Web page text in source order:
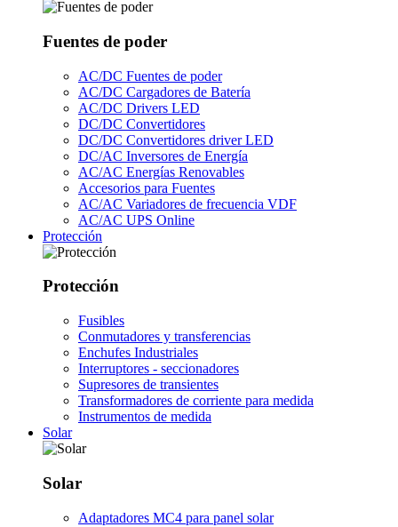
Fuentes de poder
AC/DC Fuentes de poder
AC/DC Cargadores de Batería
AC/DC Drivers LED
DC/DC Convertidores
DC/DC Convertidores driver LED
DC/AC Inversores de Energía
AC/AC Energías Renovables
Accesorios para Fuentes
AC/AC Variadores de frecuencia VDF
AC/AC UPS Online
Protección
Protección
Fusibles
Conmutadores y transferencias
Enchufes Industriales
Interruptores - seccionadores
Supresores de transientes
Transformadores de corriente para medida
Instrumentos de medida
Solar
Solar
Adaptadores MC4 para panel solar